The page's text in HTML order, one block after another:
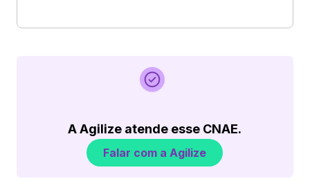
A Agilize atende esse CNAE.
Falar com a Agilize